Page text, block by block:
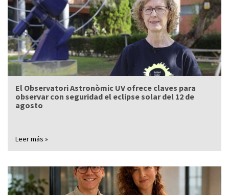
El Observatori Astronòmic UV ofrece claves para
observar con seguridad el eclipse solar del 12 de
agosto
Leer más »